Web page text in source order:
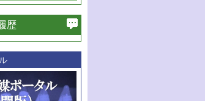
必ず含む
号
歴